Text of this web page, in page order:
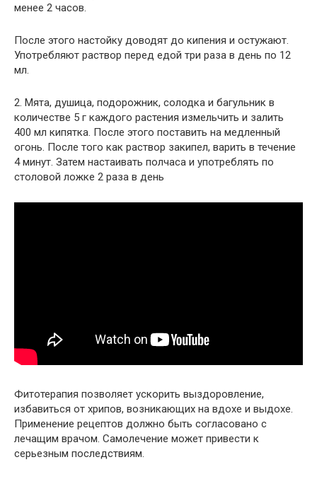
менее 2 часов.
После этого настойку доводят до кипения и остужают.
Употребляют раствор перед едой три раза в день по 12
мл.
2. Мята, душица, подорожник, солодка и багульник в
количестве 5 г каждого растения измельчить и залить
400 мл кипятка. После этого поставить на медленный
огонь. После того как раствор закипел, варить в течение
4 минут. Затем настаивать полчаса и употреблять по
столовой ложке 2 раза в день
Фитотерапия позволяет ускорить выздоровление,
избавиться от хрипов, возникающих на вдохе и выдохе.
Применение рецептов должно быть согласовано с
лечащим врачом. Самолечение может привести к
серьезным последствиям.